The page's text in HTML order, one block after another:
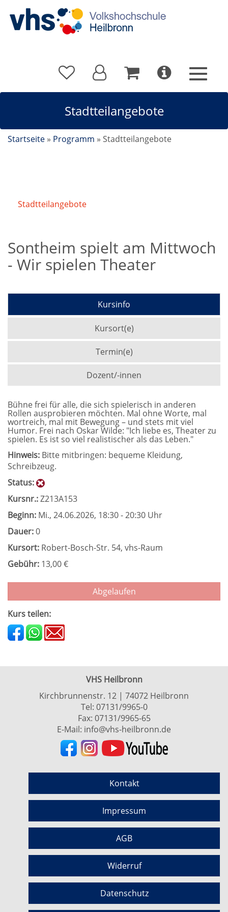
Stadtteilangebote
Startseite » Programm » Stadtteilangebote
Stadtteilangebote
Sontheim spielt am Mittwoch
- Wir spielen Theater
Kursinfo
Kursort(e)
Termin(e)
Dozent/-innen
Bühne frei für alle, die sich spielerisch in anderen
Rollen ausprobieren möchten. Mal ohne Worte, mal
wortreich, mal mit Bewegung – und stets mit viel
Humor. Frei nach Oskar Wilde: "Ich liebe es, Theater zu
spielen. Es ist so viel realistischer als das Leben."
Hinweis: Bitte mitbringen: bequeme Kleidung,
Schreibzeug.
Status:
Kursnr.:Z213A153
Beginn: Mi., 24.06.2026, 18:30 - 20:30 Uhr
Dauer:0
Kursort: Robert-Bosch-Str. 54, vhs-Raum
Gebühr: 13,00 €
Abgelaufen
Kurs teilen:
VHS Heilbronn
Kirchbrunnenstr. 12 | 74072 Heilbronn
Tel: 07131/9965-0
Fax: 07131/9965-65
E-Mail: info@vhs-heilbronn.de
Kontakt
Impressum
AGB
Widerruf
Datenschutz